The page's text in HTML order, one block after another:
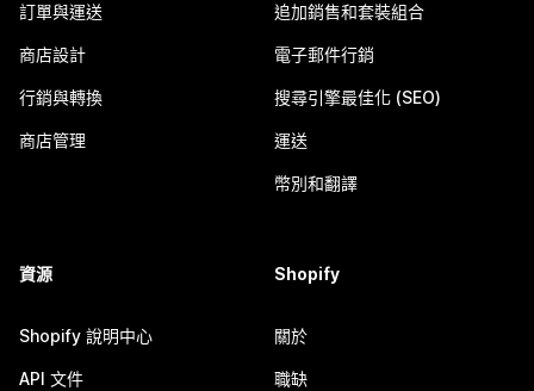
訂單與運送
商店設計
行銷與轉換
商店管理
追加銷售和套裝組合
電子郵件行銷
搜尋引擎最佳化 (SEO)
運送
幣別和翻譯
資源
Shopify 說明中心
API 文件
Shopify
關於
職缺